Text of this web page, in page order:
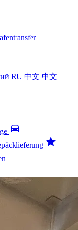
RU 中文 中文
directions_car
star